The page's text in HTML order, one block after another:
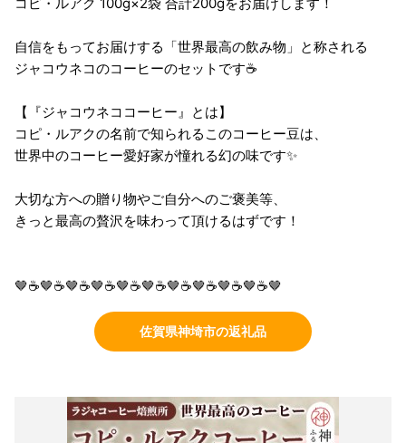
自信をもってお届けする「世界最高の飲み物」と称される
ジャコウネコのコーヒーのセットです☕
【『ジャコウネココーヒー』とは】
コピ・ルアクの名前で知られるこのコーヒー豆は、
世界中のコーヒー愛好家が憧れる幻の味です✨
大切な方への贈り物やご自分へのご褒美等、
きっと最高の贅沢を味わって頂けるはずです！
🤎☕🤎☕🤎☕🤎☕🤎☕🤎☕🤎☕🤎☕🤎☕🤎☕🤎
佐賀県神埼市の返礼品